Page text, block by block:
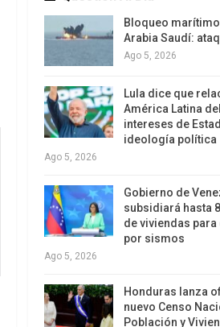
Bloqueo marítimo
Arabia Saudí:
Ago 5, 2026
Lula dice que
América Latina
intereses de
ideología política
Ago 5, 2026
Gobierno de
subsidiará hasta
de viviendas
por sismos
Ago 5, 2026
Honduras lanza
nuevo Censo
Población y